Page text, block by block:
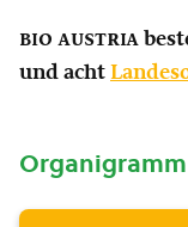
bio austria
und acht